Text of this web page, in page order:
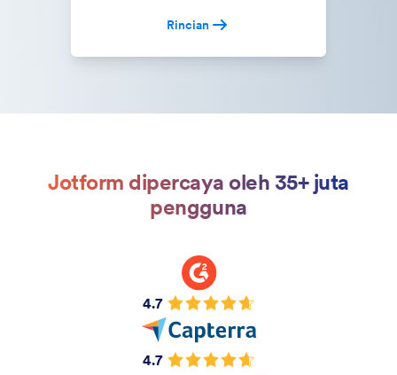
Rincian
Jotform dipercaya oleh 35+ juta
pengguna
4.7
4.7